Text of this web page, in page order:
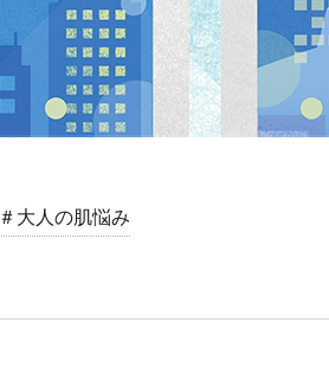
＃大人の肌悩み